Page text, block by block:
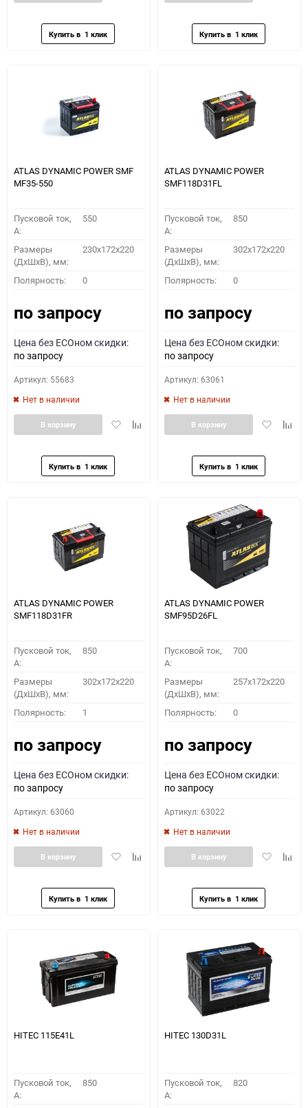
ATLAS DYNAMIC POWER SMF
MF35-550
Пусковой ток,
A:
550
Размеры
(ДхШхВ), мм:
230x172x220
Полярность: 0
по запросу
Цена без ECOном скидки:
по запросу
Артикул: 55683
Нет в наличии
ДобавитьДобавить
В корзину
ATLAS DYNAMIC POWER
SMF118D31FL
Пусковой ток,
A:
850
Размеры
(ДхШхВ), мм:
302x172x220
Полярность: 0
по запросу
Цена без ECOном скидки:
по запросу
Артикул: 63061
Нет в наличии
Добавить
В корзину
ATLAS DYNAMIC POWER
SMF118D31FR
Пусковой ток,
A:
850
Размеры
(ДхШхВ), мм:
302x172x220
Полярность: 1
по запросу
Цена без ECOном скидки:
по запросу
Артикул: 63060
Нет в наличии
ДобавитьДобавить
В корзину
ATLAS DYNAMIC POWER
SMF95D26FL
Пусковой ток,
A:
700
Размеры
(ДхШхВ), мм:
257x172x220
Полярность: 0
по запросу
Цена без ECOном скидки:
по запросу
Артикул: 63022
Нет в наличии
Добавить
В корзину
HITEC 115E41L
Пусковой ток,
A:
850
HITEC 130D31L
Пусковой ток,
A:
820